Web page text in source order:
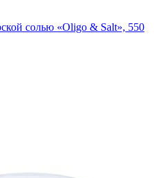
солью «Oligo & Salt», 550